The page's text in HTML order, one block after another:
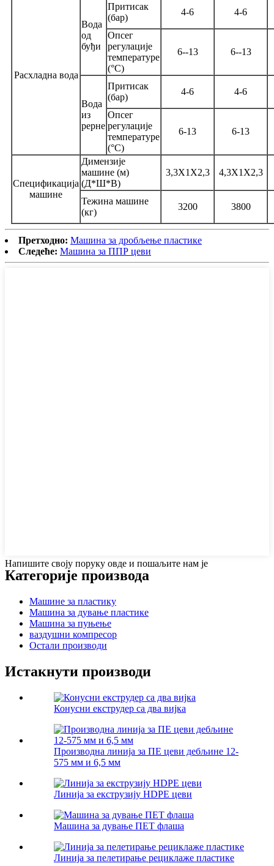
Расхладна вода
Вода
од
буђи
Притисак
(бар)
4-6 4-6
Опсег
регулације
температуре
(°C)
6--13 6--13
Вода
из
рерне
Притисак
(бар)
4-6 4-6
Опсег
регулације
температуре
(°C)
6-13 6-13
Спецификација
машине
Димензије
машине (м)
(Д*Ш*В)
3,3X1X2,3 4,3X1X2,3
Тежина машине
(кг)
3200 3800
Претходно: Машина за дробљење пластике
Следеће: Машина за ППР цеви
Напишите своју поруку овде и пошаљите нам је
Категорије производа
Машине за пластику
Машина за дување пластике
Машина за пуњење
ваздушни компресор
Остали производи
Истакнути производи
Конусни екструдер са два вијка
Производна линија за ПЕ цеви дебљине 12-
575 мм и 6,5 мм
Линија за екструзију HDPE цеви
Машина за дување ПЕТ флаша
Линија за пелетирање рециклаже пластике